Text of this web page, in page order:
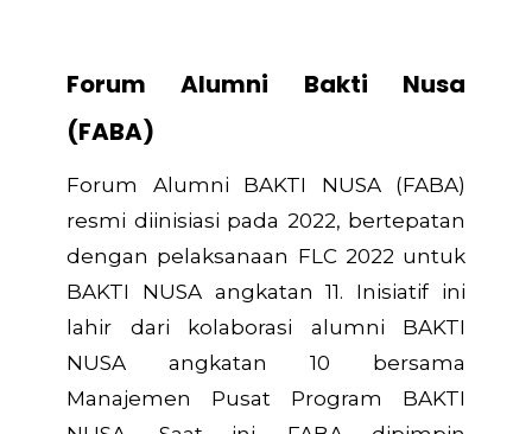
Forum Alumni Bakti Nusa
(FABA)
Forum Alumni BAKTI NUSA (FABA)
resmi diinisiasi pada 2022, bertepatan
dengan pelaksanaan FLC 2022 untuk
BAKTI NUSA angkatan 11. Inisiatif ini
lahir dari kolaborasi alumni BAKTI
NUSA angkatan 10 bersama
Manajemen Pusat Program BAKTI